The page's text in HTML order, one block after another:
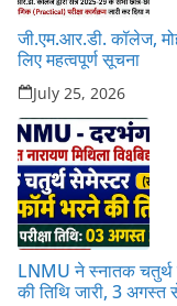
जी.एम.आर.डी. कॉलेज,
लिए महत्वपूर्ण सूचना
July 25, 2026
LNMU ने स्नातक चतुर्थ
की तिथि जारी, 3 अगस्त से